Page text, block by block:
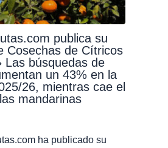
publica su
Cosechas de Cítricos
Las búsquedas de
un 43% en la
26, mientras cae el
mandarinas
ha publicado su